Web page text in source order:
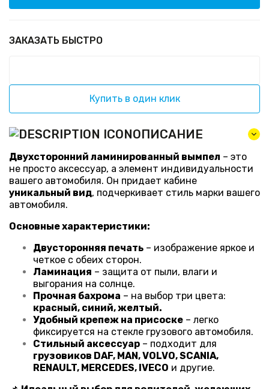
ЗАКАЗАТЬ БЫСТРО
Купить в один клик
ОПИСАНИЕ
Двухсторонний ламинированный вымпел – это
не просто аксессуар, а элемент индивидуальности
вашего автомобиля. Он придает кабине
уникальный вид, подчеркивает стиль марки вашего
автомобиля.
Основные характеристики:
Двусторонняя печать – изображение яркое и
четкое с обеих сторон.
Ламинация – защита от пыли, влаги и
выгорания на солнце.
Прочная бахрома – на выбор три цвета:
красный, синий, желтый.
Удобный крепеж на присоске – легко
фиксируется на стекле грузового автомобиля.
Стильный аксессуар – подходит для
грузовиков DAF, MAN, VOLVO, SCANIA,
RENAULT, MERCEDES, IVECO и другие.